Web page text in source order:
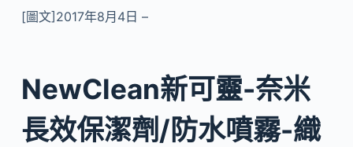
[圖文]2017年8月4日 –
NewClean新可靈-奈米
長效保潔劑/防水噴霧-織